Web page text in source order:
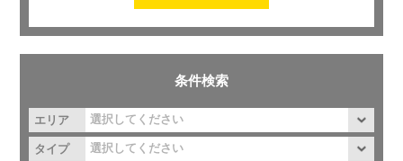
条件検索
エリア
タイプ